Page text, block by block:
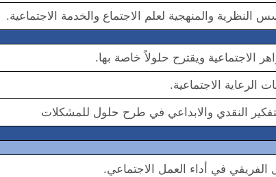
النظرية والمنهجية لعلم الاجتماع والخدمة الاجتماعية.
الاجتماعية ويقترح حلولاً خاصة بها.
الرعاية الاجتماعية.
النقدي والابداعي في طرح حلول للمشكلات
الفريقي في أداء العمل الاجتماعي.